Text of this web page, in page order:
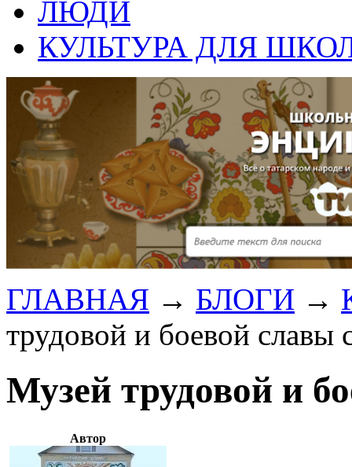
ЛЮДИ
КУЛЬТУРА ДЛЯ
ГЛАВНАЯ → БЛОГИ →
трудовой и боевой славы
Музей трудовой и
Автор